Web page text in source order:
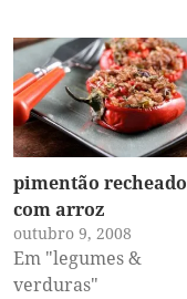
pimentão recheado
com arroz
outubro 9, 2008
Em "legumes &
verduras"